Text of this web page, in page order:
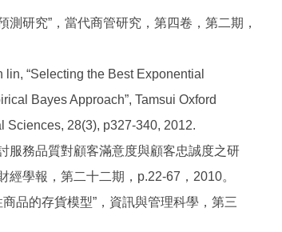
研究”，當代商管研究，第四卷，第二期，
“Selecting the Best Exponential
Bayes Approach”, Tamsui Oxford
28(3), p327-340, 2012.
服務品質對顧客滿意度與顧客忠誠度之研
經學報，第二十二期，p.22-67，2010。
品的存貨模型”，資訊與管理科學，第三